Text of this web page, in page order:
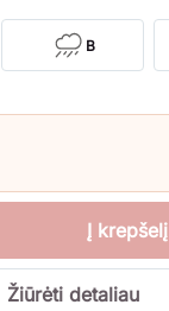
B
Į krepšelį
Žiūrėti detaliau